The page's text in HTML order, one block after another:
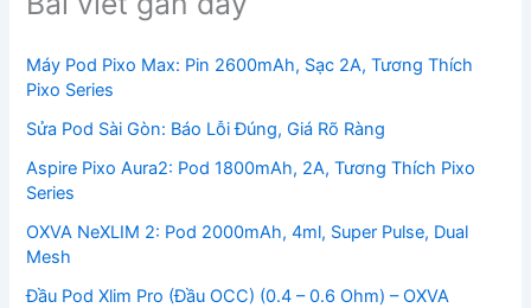
Máy Pod Pixo Max: Pin 2600mAh, Sạc 2A, Tương Thích
Pixo Series
Sửa Pod Sài Gòn: Báo Lỗi Đúng, Giá Rõ Ràng
Aspire Pixo Aura2: Pod 1800mAh, 2A, Tương Thích Pixo
Series
OXVA NeXLIM 2: Pod 2000mAh, 4ml, Super Pulse, Dual
Mesh
Đầu Pod Xlim Pro (Đầu OCC) (0.4 – 0.6 Ohm) – OXVA